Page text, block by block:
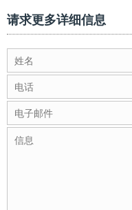
请求更多详细信息